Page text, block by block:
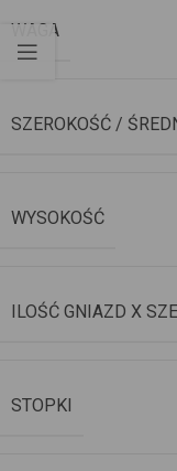
WAGA
SZEROKOŚĆ /
WYSOKOŚĆ
ILOŚĆ GNIAZD X
STOPKI